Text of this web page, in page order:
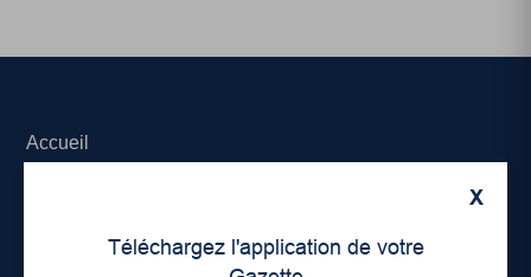
X
Téléchargez l'application de votre
Accueil
Déontologie et confidentialité